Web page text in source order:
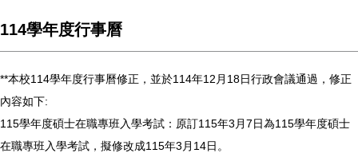
114學年度行事曆
**本校114學年度行事曆修正，並於114年12月18日行政會議通過，修正
內容如下:
115學年度碩士在職專班入學考試：原訂115年3月7日為115學年度碩士
在職專班入學考試，擬修改成115年3月14日。